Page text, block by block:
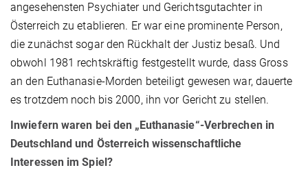
angesehensten Psychiater und Gerichtsgutachter in
Österreich zu etablieren. Er war eine prominente Person,
die zunächst sogar den Rückhalt der Justiz besaß. Und
obwohl 1981 rechtskräftig festgestellt wurde, dass Gross
an den Euthanasie-Morden beteiligt gewesen war, dauerte
es trotzdem noch bis 2000, ihn vor Gericht zu stellen.
Inwiefern waren bei den „Euthanasie“-Verbrechen in
Deutschland und Österreich wissenschaftliche
Interessen im Spiel?